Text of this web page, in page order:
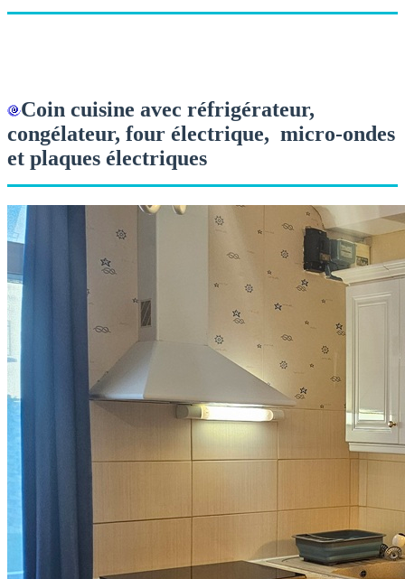
Coin cuisine avec réfrigérateur,
congélateur, four électrique, micro-ondes
et plaques électriques